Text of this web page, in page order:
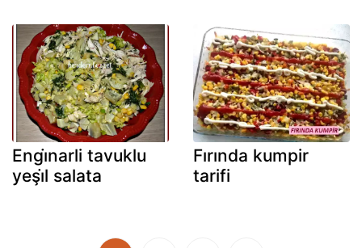
Engi̇narli tavuklu
yeşi̇l salata
Fırında kumpir
tarifi